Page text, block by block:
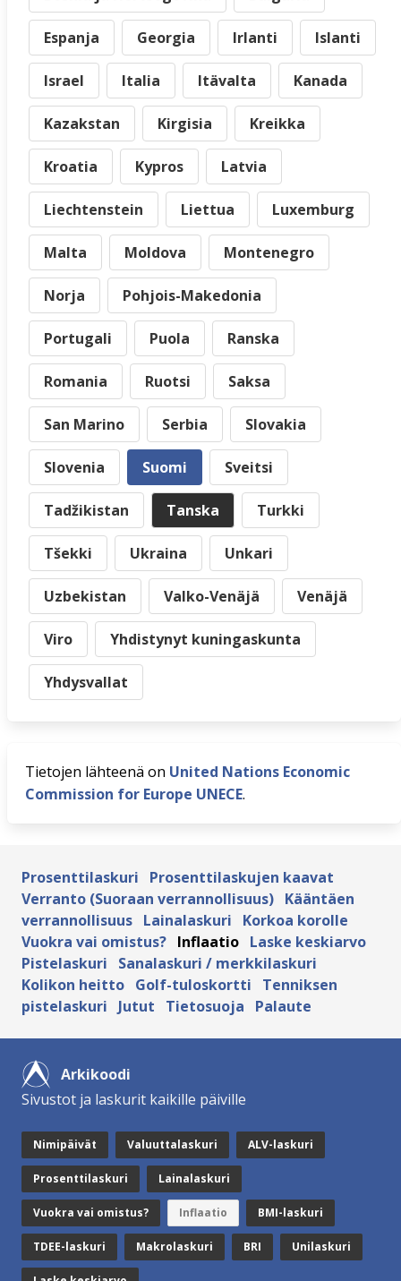
Espanja Georgia Irlanti Islanti
Israel Italia Itävalta Kanada
Kazakstan Kirgisia Kreikka
Kroatia Kypros Latvia
Liechtenstein Liettua Luxemburg
Malta Moldova Montenegro
Norja Pohjois-Makedonia
Portugali Puola Ranska
Romania Ruotsi Saksa
San Marino Serbia Slovakia
Slovenia Suomi Sveitsi
Tadžikistan Tanska Turkki
Tšekki Ukraina Unkari
Uzbekistan Valko-Venäjä Venäjä
Viro Yhdistynyt kuningaskunta
Yhdysvallat
Tietojen lähteenä on United Nations Economic
Commission for Europe UNECE.
Prosenttilaskuri
Prosenttilaskujen kaavat
Verranto (Suoraan verrannollisuus) Kääntäen
verrannollisuus Lainalaskuri
Korkoa korolle
Vuokra vai omistus? Inflaatio Laske keskiarvo
Pistelaskuri
Sanalaskuri / merkkilaskuri
Kolikon heitto Golf-tuloskortti
Tenniksen
pistelaskuri
Jutut Tietosuoja Palaute
Arkikoodi
Sivustot ja laskurit kaikille päiville
Nimipäivät Valuuttalaskuri ALV-laskuri
Prosenttilaskuri Lainalaskuri
Vuokra vai omistus? Inflaatio BMI-laskuri
TDEE-laskuri Makrolaskuri BRI Unilaskuri